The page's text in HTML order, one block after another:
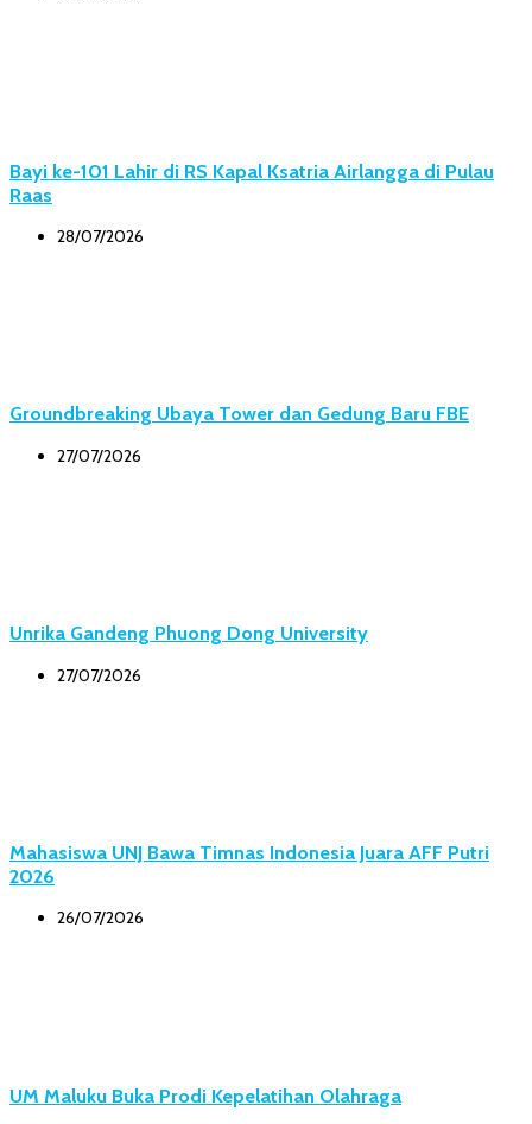
Bayi ke-101 Lahir di RS Kapal Ksatria Airlangga di Pulau
Raas
28/07/2026
Groundbreaking Ubaya Tower dan Gedung Baru FBE
27/07/2026
Unrika Gandeng Phuong Dong University
27/07/2026
Mahasiswa UNJ Bawa Timnas Indonesia Juara AFF Putri
2026
26/07/2026
UM Maluku Buka Prodi Kepelatihan Olahraga